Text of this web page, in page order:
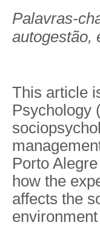
Palavras-
autogestão,
This article
Psychology
Porto
how the
affects the